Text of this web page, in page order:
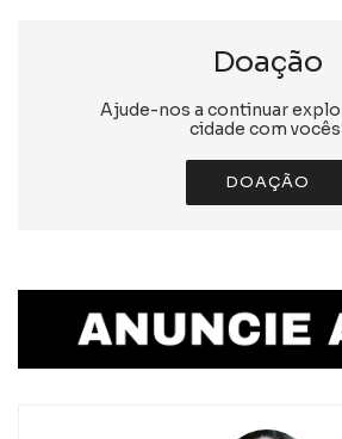
Doação
Ajude-nos a continuar
cidade com
DOAÇÃO